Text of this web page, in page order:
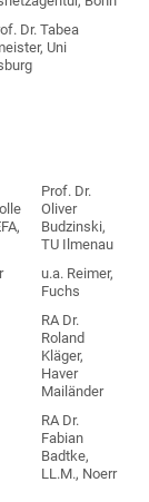
Dr. Tabea
Uni
Prof. Dr.
Oliver
Budzinski,
TU Ilmenau
u.a. Reimer,
Fuchs
RA Dr.
Roland
Kläger,
Haver
Mailänder
RA Dr.
Fabian
Badtke,
LL.M., Noerr